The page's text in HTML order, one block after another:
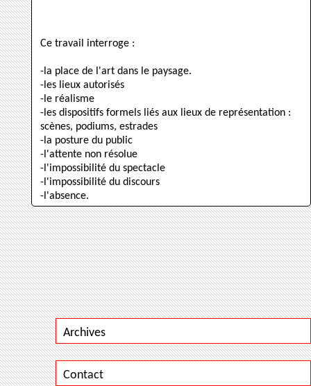
Ce travail interroge :
-la place de l'art dans le paysage.
-les lieux autorisés
-le réalisme
-les dispositifs formels liés aux lieux de représentation :
scènes, podiums, estrades
-la posture du public
-l'attente non résolue
-l'impossibilité du spectacle
-l'impossibilité du discours
-l'absence.
Archives
Contact